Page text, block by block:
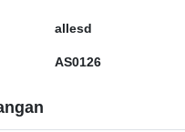
allesd
AS0126